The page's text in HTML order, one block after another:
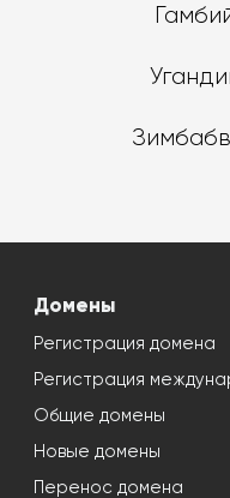
Домены
Регистрация домена
Регистрация
Общие домены
Новые домены
Перенос домена